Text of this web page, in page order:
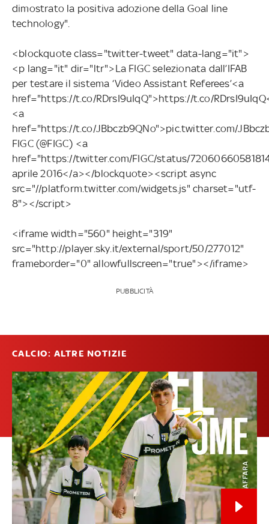
dimostrato la positiva adozione della Goal line
technology".
<blockquote class="twitter-tweet" data-lang="it">
<p lang="it" dir="ltr">La FIGC selezionata dall’IFAB
per testare il sistema ‘Video Assistant Referees’<a
href="https://t.co/RDrsI9uIqQ">https://t.co/
<a
href="https://t.co/JBbczb9QNo">pic.twitter.com/
FIGC (@FIGC) <a
href="https://twitter.com/FIGC/status/
aprile 2016</a></blockquote><script async
src="//platform.twitter.com/widgets.js" charset="utf-
8"></script>
<iframe width="560" height="319"
src="http://player.sky.it/external/sport/50/277012"
frameborder="0" allowfullscreen="true"></iframe>
PUBBLICITÀ
CALCIO: ALTRE NOTIZIE